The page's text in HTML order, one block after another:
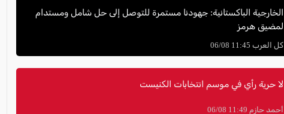
الخارجية الباكستانية: جهودنا مستمرة للتوصل إلى حل شامل ومستدام
لمضيق هرمز
كل العرب 11:45 06/08
لا حرية رأي في موسم انتخابات الكنيست
أحمد حازم 11:49 06/08